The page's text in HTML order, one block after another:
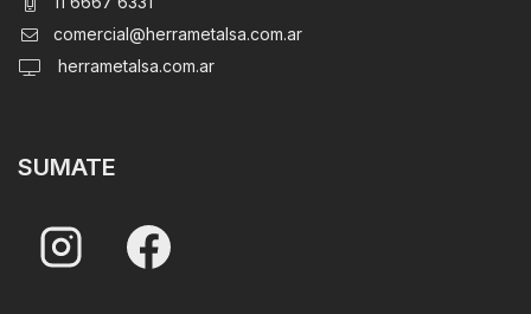
comercial@herrametalsa.com.ar
herrametalsa.com.ar
SUMATE